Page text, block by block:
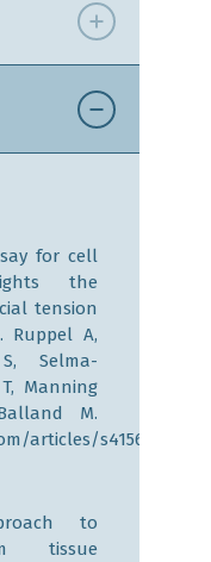
for cell
the
tension
Ruppel A,
Selma-
Manning
M.
articles/s41567-
to
tissue